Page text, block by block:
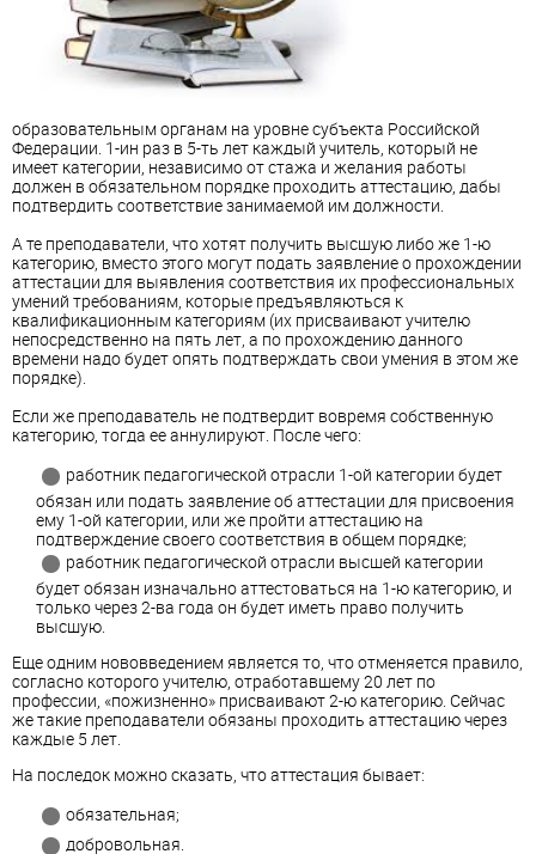
образовательным органам на уровне субъекта Российской
Федерации. 1-ин раз в 5-ть лет каждый учитель, который не
имеет категории, независимо от стажа и желания работы
должен в обязательном порядке проходить аттестацию, дабы
подтвердить соответствие занимаемой им должности.
А те преподаватели, что хотят получить высшую либо же 1-ю
категорию, вместо этого могут подать заявление о прохождении
аттестации для выявления соответствия их профессиональных
умений требованиям, которые предъявляються к
квалификационным категориям (их присваивают учителю
непосредственно на пять лет, а по прохождению данного
времени надо будет опять подтверждать свои умения в этом же
порядке).
Если же преподаватель не подтвердит вовремя собственную
категорию, тогда ее аннулируют. После чего:
работник педагогической отрасли 1-ой категории будет
обязан или подать заявление об аттестации для присвоения
ему 1-ой категории, или же пройти аттестацию на
подтверждение своего соответствия в общем порядке;
работник педагогической отрасли высшей категории
будет обязан изначально аттестоваться на 1-ю категорию, и
только через 2-ва года он будет иметь право получить
высшую.
Еще одним нововведением является то, что отменяется правило,
согласно которого учителю, отработавшему 20 лет по
профессии, «пожизненно» присваивают 2-ю категорию. Сейчас
же такие преподаватели обязаны проходить аттестацию через
каждые 5 лет.
На последок можно сказать, что аттестация бывает:
обязательная;
добровольная.